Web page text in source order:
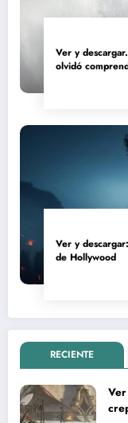
Ver y
olvidó
Ver y
de Hollywood
RECIENTE